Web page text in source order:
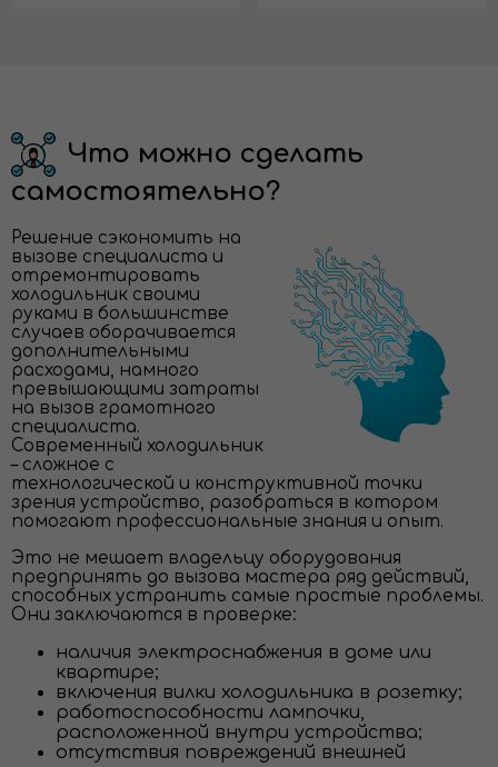
Что можно сделать
самостоятельно?
Решение сэкономить на
вызове специалиста и
отремонтировать
холодильник своими
руками в большинстве
случаев оборачивается
дополнительными
расходами, намного
превышающими затраты
на вызов грамотного
специалиста.
Современный холодильник
– сложное с
технологической и конструктивной точки
зрения устройство, разобраться в котором
помогают профессиональные знания и опыт.
Это не мешает владельцу оборудования
предпринять до вызова мастера ряд действий,
способных устранить самые простые проблемы.
Они заключаются в проверке:
наличия электроснабжения в доме или
квартире;
включения вилки холодильника в розетку;
работоспособности лампочки,
расположенной внутри устройства;
отсутствия повреждений внешней